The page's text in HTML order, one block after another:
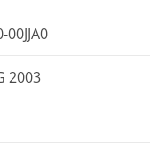
00JJA0
2003